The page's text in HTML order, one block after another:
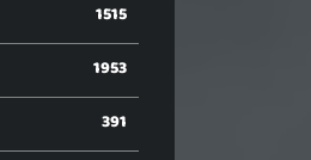
1515
1953
391